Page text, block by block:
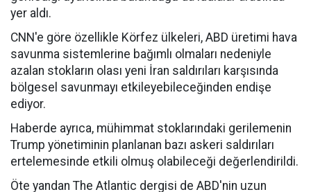
yer aldı.
CNN'e göre özellikle Körfez ülkeleri, ABD üretimi hava
savunma sistemlerine bağımlı olmaları nedeniyle
azalan stokların olası yeni İran saldırıları karşısında
bölgesel savunmayı etkileyebileceğinden endişe
ediyor.
Haberde ayrıca, mühimmat stoklarındaki gerilemenin
Trump yönetiminin planlanan bazı askeri saldırıları
ertelemesinde etkili olmuş olabileceği değerlendirildi.
Öte yandan The Atlantic dergisi de ABD'nin uzun